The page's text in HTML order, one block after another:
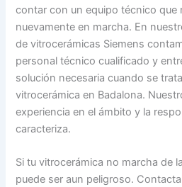
contar con un equipo técnico que
nuevamente en marcha. En
de vitrocerámicas Siemens
personal técnico cualificado y
solución necesaria cuando se
vitrocerámica en Badalona.
experiencia en el ámbito y la
caracteriza.
Si tu vitrocerámica no marcha de
puede ser aun peligroso.